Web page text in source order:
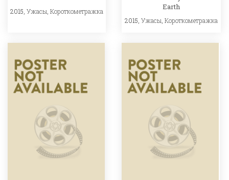
2015, Ужасы Короткометражка
Earth
2015,Ужасы ,Короткометражка